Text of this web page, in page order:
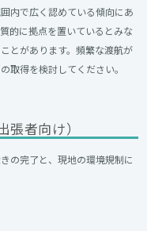
内で広く認めている傾向にあ
的に拠点を置いているとみな
とがあります。頻繁な渡航が
取得を検討してください。
者向け）
の完了と、現地の環境規制に